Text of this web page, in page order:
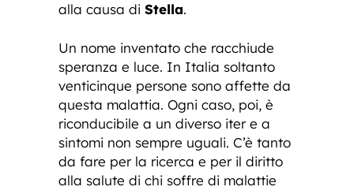
alla causa di Stella.
Un nome inventato che racchiude
speranza e luce. In Italia soltanto
venticinque persone sono affette da
questa malattia. Ogni caso, poi, è
riconducibile a un diverso iter e a
sintomi non sempre uguali. C’è tanto
da fare per la ricerca e per il diritto
alla salute di chi soffre di malattie